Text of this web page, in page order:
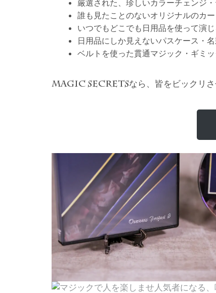
厳選された、珍しいカラーチェンジ
誰も見たことのないオリジナルのカ
いつでもどこでも日用品を使って演
日用品にしか見えないパスケース・
ベルトを使った貫通マジック・ギミッ
MAGIC SECRETSなら、皆をビックリ